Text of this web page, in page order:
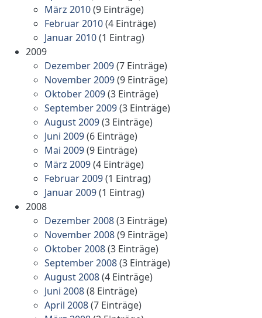
März 2010(9 Einträge)
Februar 2010(4 Einträge)
Januar 2010(1 Eintrag)
2009
Dezember 2009(7 Einträge)
November 2009(9 Einträge)
Oktober 2009(3 Einträge)
September 2009(3 Einträge)
August 2009(3 Einträge)
Juni 2009(6 Einträge)
Mai 2009(9 Einträge)
März 2009(4 Einträge)
Februar 2009(1 Eintrag)
Januar 2009(1 Eintrag)
2008
Dezember 2008(3 Einträge)
November 2008(9 Einträge)
Oktober 2008(3 Einträge)
September 2008(3 Einträge)
August 2008(4 Einträge)
Juni 2008(8 Einträge)
April 2008(7 Einträge)